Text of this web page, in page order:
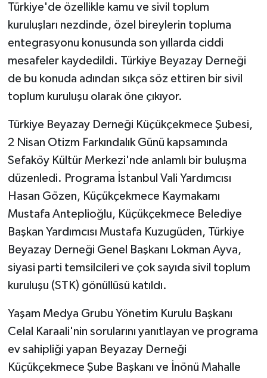
Türkiye'de özellikle kamu ve sivil toplum
kuruluşları nezdinde, özel bireylerin topluma
entegrasyonu konusunda son yıllarda ciddi
mesafeler kaydedildi. Türkiye Beyazay Derneği
de bu konuda adından sıkça söz ettiren bir sivil
toplum kuruluşu olarak öne çıkıyor.
Türkiye Beyazay Derneği Küçükçekmece Şubesi,
2 Nisan Otizm Farkındalık Günü kapsamında
Sefaköy Kültür Merkezi'nde anlamlı bir buluşma
düzenledi. Programa İstanbul Vali Yardımcısı
Hasan Gözen, Küçükçekmece Kaymakamı
Mustafa Anteplioğlu, Küçükçekmece Belediye
Başkan Yardımcısı Mustafa Kuzugüden, Türkiye
Beyazay Derneği Genel Başkanı Lokman Ayva,
siyasi parti temsilcileri ve çok sayıda sivil toplum
kuruluşu (STK) gönüllüsü katıldı.
Yaşam Medya Grubu Yönetim Kurulu Başkanı
Celal Karaali'nin sorularını yanıtlayan ve programa
ev sahipliği yapan Beyazay Derneği
Küçükçekmece Şube Başkanı ve İnönü Mahalle